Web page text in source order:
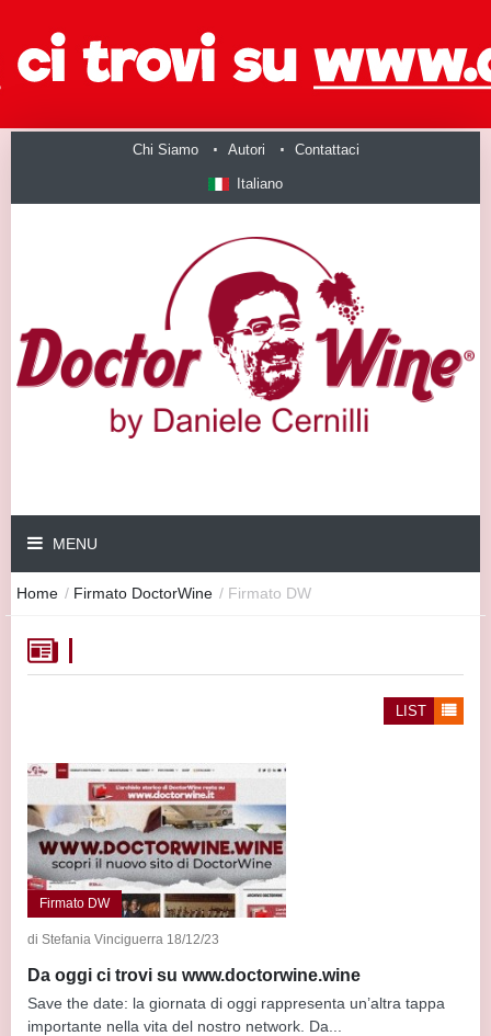
Chi Siamo Autori Contattaci
Italiano
MENU
Home / Firmato DoctorWine / Firmato DW
LIST
Firmato DW
di Stefania Vinciguerra 18/12/23
Da oggi ci trovi su www.doctorwine.wine
Save the date: la giornata di oggi rappresenta un’altra tappa
importante nella vita del nostro network. Da...